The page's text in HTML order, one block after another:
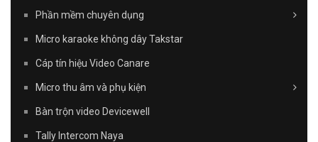
Phần mềm chuyên dụng
Micro karaoke không dây Takstar
Cáp tín hiệu Video Canare
Micro thu âm và phụ kiện
Bàn trộn video Devicewell
Tally Intercom Naya